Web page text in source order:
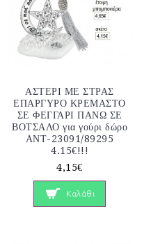
ΑΣΤΕΡΙ ΜΕ ΣΤΡΑΣ
ΕΠΑΡΓΥΡΟ ΚΡΕΜΑΣΤΟ
ΣΕ ΦΕΓΓΑΡΙ ΠΑΝΩ ΣΕ
ΒΟΤΣΑΛΟ για γούρι δώρο
ΑΝΤ-23091/89295
4.15€!!!
4,15€
Καλάθι